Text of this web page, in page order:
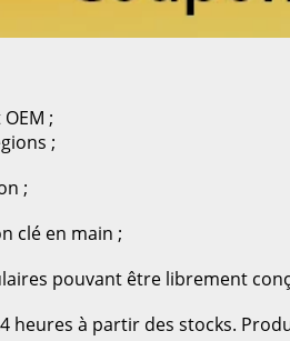
;
;
;
clé en main ;
pouvant être librement
heures à partir des stocks.